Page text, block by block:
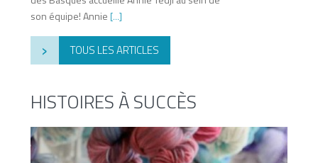
son équipe! Annie [...]
› TOUS LES ARTICLES
HISTOIRES À SUCCÈS